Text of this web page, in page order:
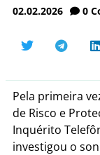
02.02.2026 0
Pela primeira
de Risco e
Inquérito
investigou o